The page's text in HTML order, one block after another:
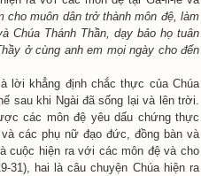
cho muôn dân trở thành môn đệ, làm
Chúa Thánh Thần, dạy bảo họ tuân
ở cùng anh em mọi ngày cho đến
lời khẳng định chắc thực của Chúa
sau khi Ngài đã sống lại và lên trời.
các môn đệ yêu dấu chứng thực
các phụ nữ đạo đức, đồng bàn và
cuộc hiện ra với các môn đệ và cho
31), hai là câu chuyện Chúa hiện ra